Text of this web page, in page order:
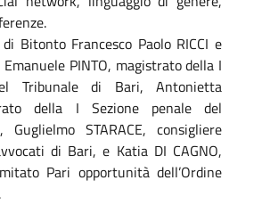
Bitonto Francesco Paolo RICCI e
PINTO, magistrato della I
Tribunale di Bari, Antonietta
della I Sezione penale del
STARACE, consigliere
di Bari, e Katia DI CAGNO,
Pari opportunità dell’Ordine